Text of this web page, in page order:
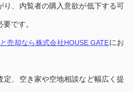
り、内覧者の購入意欲が低下する可
です。
売却なら株式会社HOUSE GATEにお
定、空き家や空地相談など幅広く提